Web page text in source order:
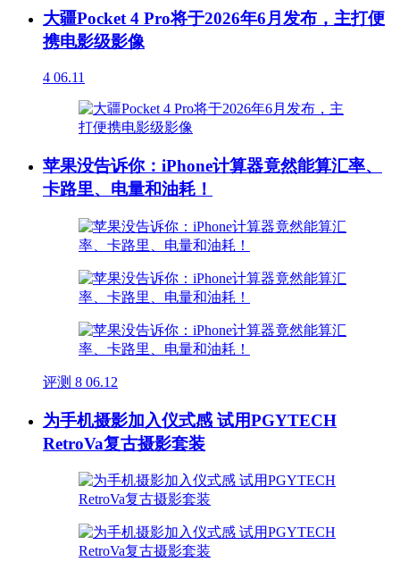
大疆Pocket 4 Pro将于2026年6月发布，主打便
携电影级影像
4 06.11
苹果没告诉你：iPhone计算器竟然能算汇率、
卡路里、电量和油耗！
评测 8 06.12
为手机摄影加入仪式感 试用PGYTECH
RetroVa复古摄影套装